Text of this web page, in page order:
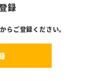
録
らご登録ください。